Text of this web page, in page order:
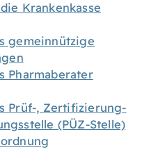
Krankenkasse
gemeinnützige
Pharmaberater
Prüf-, Zertifizierung-
(PÜZ-Stelle)